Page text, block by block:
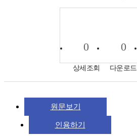
0
상세조회
0
다운로드
원문보기
인용하기